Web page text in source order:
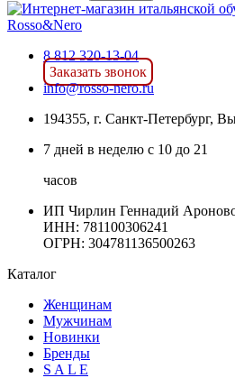
8 812 320-13-04
Заказать звонок
info@rosso-nero.ru
194355, г. Санкт-Петербург,
7 дней в неделю с 10 до 21
часов
ИП Чирлин Геннадий
ИНН: 781100306241
ОГРН: 304781136500263
Каталог
Женщинам
Мужчинам
Новинки
Бренды
S A L E